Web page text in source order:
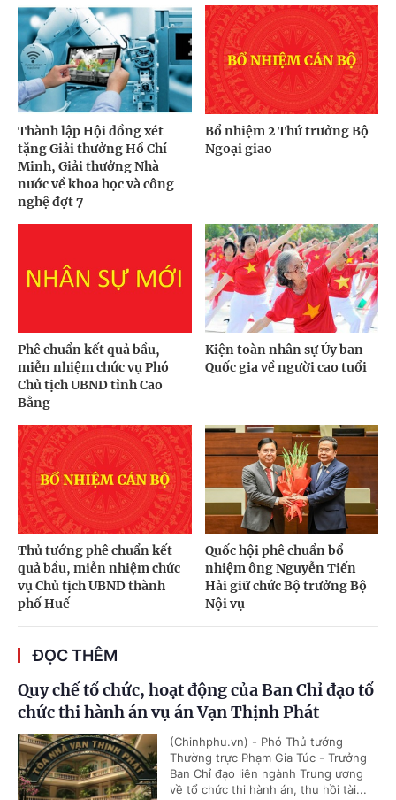
Thành lập Hội đồng xét
tặng Giải thưởng Hồ Chí
Minh, Giải thưởng Nhà
nước về khoa học và công
nghệ đợt 7
Bổ nhiệm 2 Thứ trưởng Bộ
Ngoại giao
Phê chuẩn kết quả bầu,
miễn nhiệm chức vụ Phó
Chủ tịch UBND tỉnh Cao
Bằng
Kiện toàn nhân sự Ủy ban
Quốc gia về người cao tuổi
Thủ tướng phê chuẩn kết
quả bầu, miễn nhiệm chức
vụ Chủ tịch UBND thành
phố Huế
Quốc hội phê chuẩn bổ
nhiệm ông Nguyễn Tiến
Hải giữ chức Bộ trưởng Bộ
Nội vụ
ĐỌC THÊM
Quy chế tổ chức, hoạt động của Ban Chỉ đạo tổ
chức thi hành án vụ án Vạn Thịnh Phát
(Chinhphu.vn) - Phó Thủ tướng
Thường trực Phạm Gia Túc - Trưởng
Ban Chỉ đạo liên ngành Trung ương
về tổ chức thi hành án, thu hồi tài...